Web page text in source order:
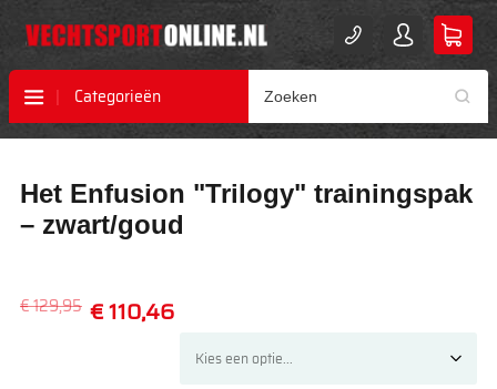
Categorieën
naar
einde
afbeeldingen-
naar
begin
afbeeldingen-
Het Enfusion "Trilogy" trainingspak
– zwart/goud
€ 110,46
€ 129,95